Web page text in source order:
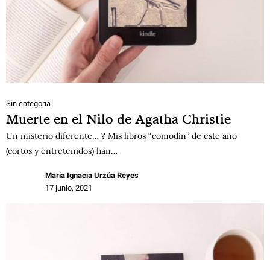
Sin categoría
Muerte en el Nilo de Agatha Christie
Un misterio diferente… ? Mis libros “comodín” de este año
(cortos y entretenidos) han…
Maria Ignacia Urzúa Reyes
17 junio, 2021